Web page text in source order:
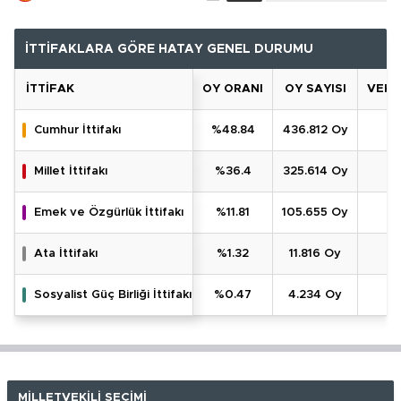
İTTİFAKLARA GÖRE HATAY GENEL DURUMU
İTTIFAK OY ORANI OY SAYISI
Cumhur İttifakı %48.84 436.812 Oy
Millet İttifakı %36.4 325.614 Oy
Emek ve Özgürlük İttifakı %11.81 105.655 Oy
Ata İttifakı %1.32 11.816 Oy
Sosyalist Güç Birliği İttifakı %0.47 4.234 Oy
MİLLETVEKİLİ SEÇİMİ